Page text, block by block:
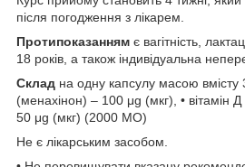
після погодження з лікарем.
Протипоказанням є вагітність,
18 років, а також індивідуальна
Склад на одну капсулу масою вмісту
(менахінон) – 100 μg (мкг), • вітамін
50 μg (мкг) (2000 МО)
Не є лікарським засобом.